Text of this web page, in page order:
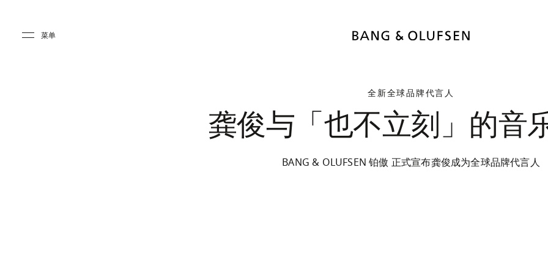
菜单
全新全球品牌代言人
龚俊与「也不立刻」的音
BANG & OLUFSEN 铂傲 正式宣布龚俊成为全球品牌代言人